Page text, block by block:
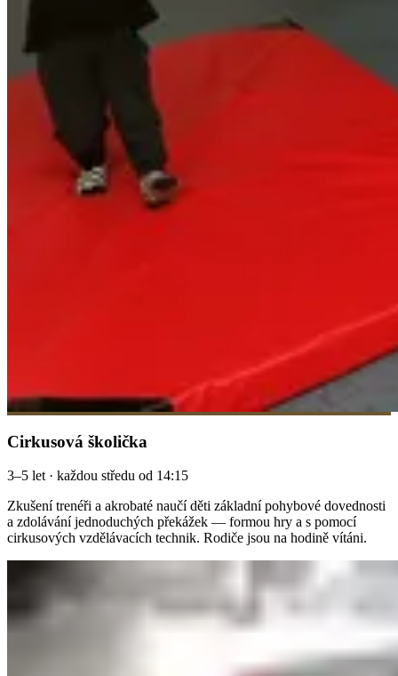
Cirkusová školička
3–5 let · každou středu od 14:15
Zkušení trenéři a akrobaté naučí děti základní pohybové dovednosti
a zdolávání jednoduchých překážek — formou hry a s pomocí
cirkusových vzdělávacích technik. Rodiče jsou na hodině vítáni.